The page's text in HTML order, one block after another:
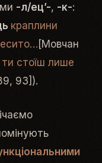
-л/ец’-, -к-:
краплини
[Мовчан
ти ст­оїш л­ише
93]).